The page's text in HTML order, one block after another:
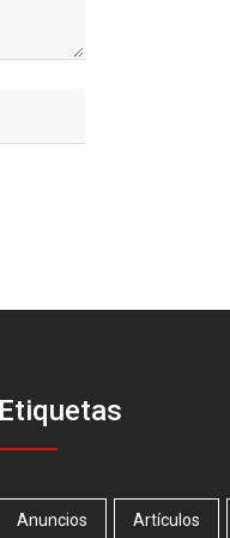
Etiquetas
Anuncios Artículos